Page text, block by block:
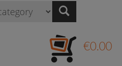
€0.00